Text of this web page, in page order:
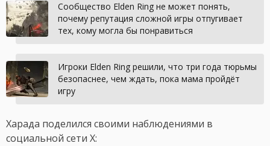
Сообщество Elden Ring не может понять,
почему репутация сложной игры отпугивает
тех, кому могла бы понравиться
Игроки Elden Ring решили, что три года тюрьмы
безопаснее, чем ждать, пока мама пройдёт
игру
Харада поделился своими наблюдениями в
социальной сети X: